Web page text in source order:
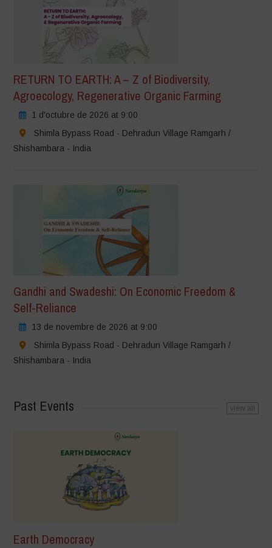
RETURN TO EARTH: A – Z of Biodiversity,
Agroecology, Regenerative Organic Farming
1 d'octubre de 2026 at 9:00
Shimla Bypass Road - Dehradun Village Ramgarh /
Shishambara - India
Gandhi and Swadeshi: On Economic Freedom &
Self-Reliance
13 de novembre de 2026 at 9:00
Shimla Bypass Road - Dehradun Village Ramgarh /
Shishambara - India
Past Events view all
Earth Democracy